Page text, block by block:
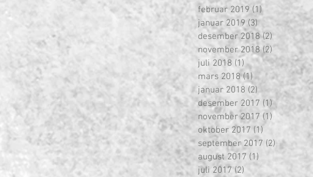
februar 2019 (1)1 innlegg
januar 2019 (3) 3 innlegg
desember 2018 (2)
november 2018 (2) 2 innlegg
juli 2018 (1) 1 innlegg
mars 2018 (1) 1 innlegg
januar 2018 (2) 2 innlegg
desember 2017 (1)1 innlegg
november 2017 (1) 1 innlegg
oktober 2017 (1)
september 2017 (2) 2 innlegg
august 2017 (1)
juli 2017 (2)